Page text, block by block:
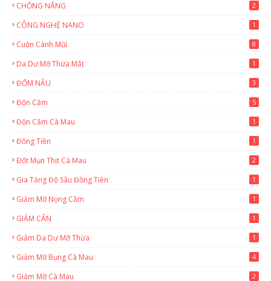
CHỐNG NẮNG 2
CÔNG NGHỆ NANO 1
Cuộn Cánh Mũi 8
Da Dư Mỡ Thừa Mắt 1
ĐỐM NÂU 3
Độn Cằm 5
Độn Cằm Cà Mau 1
Đồng Tiền 1
Đốt Mụn Thịt Cà Mau 2
Gia Tăng Độ Sâu Đồng Tiền 1
Giảm Mỡ Nọng Cằm 1
GIẢM CÂN 1
Giảm Da Dư Mỡ Thừa 1
Giảm Mỡ Bụng Cà Mau 4
Giảm Mỡ Cà Mau 2